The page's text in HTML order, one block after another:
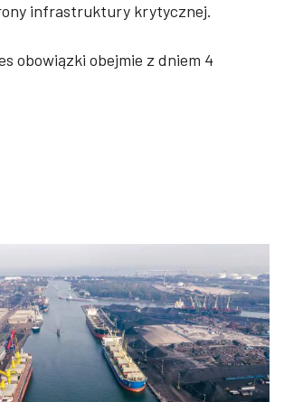
infrastruktury krytycznej.
obowiązki obejmie z dniem 4